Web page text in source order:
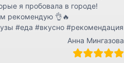
я пробовала в городе!
рекомендую 👌🔥
#еда #вкусно #рекомендация
Анна Мингазова